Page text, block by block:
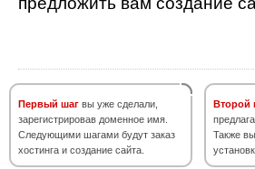
Первый шаг вы уже сделали,
зарегистрировав доменное имя.
Следующими шагами будут заказ
хостинга и создание сайта.
Второй
Также